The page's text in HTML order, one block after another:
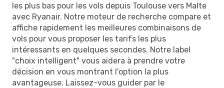
les plus bas pour les vols depuis Toulouse vers Malte
avec Ryanair. Notre moteur de recherche compare et
affiche rapidement les meilleures combinaisons de
vols pour vous proposer les tarifs les plus
intéressants en quelques secondes. Notre label
"choix intelligent" vous aidera à prendre votre
décision en vous montrant l'option la plus
avantageuse. Laissez-vous guider par le